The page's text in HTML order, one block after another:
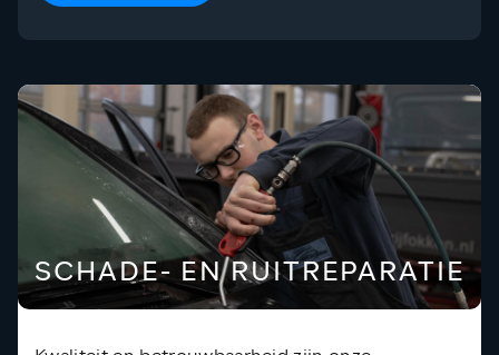
SCHADE- EN RUITREPARATIE